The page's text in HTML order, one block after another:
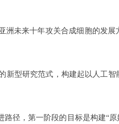
未来十年攻关合成细胞的发
型研究范式，构建起以人工
径，第一阶段的目标是构建“